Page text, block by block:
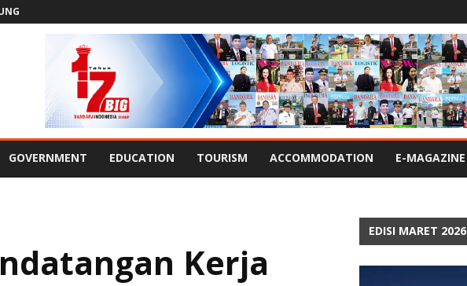
GOVERNMENT EDUCATION TOURISM ACCOMMODATION E-MAGAZINE
Kerja
EDISI MARET 2026